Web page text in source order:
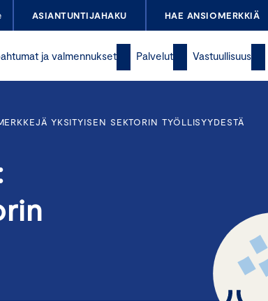
ASIANTUNTIJAHAKU HAE ANSIOMERKKIÄ
ja valmennukset Palvelut Vastuullisuus
YKSITYISEN SEKTORIN TYÖLLISYYDESTÄ